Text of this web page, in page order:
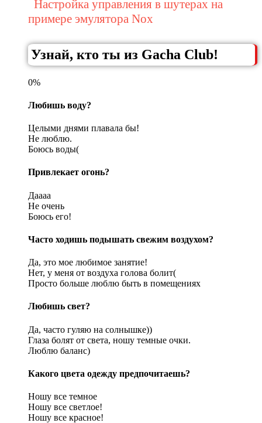
Настройка управления в шутерах на
примере эмулятора Nox
Узнай, кто ты из Gacha Club!
0%
Любишь воду?
Целыми днями плавала бы!
Не люблю.
Боюсь воды(
Привлекает огонь?
Даааа
Не очень
Боюсь его!
Часто ходишь подышать свежим воздухом?
Да, это мое любимое занятие!
Нет, у меня от воздуха голова болит(
Просто больше люблю быть в помещениях
Любишь свет?
Да, часто гуляю на солнышке))
Глаза болят от света, ношу темные очки.
Люблю баланс)
Какого цвета одежду предпочитаешь?
Ношу все темное
Ношу все светлое!
Ношу все красное!